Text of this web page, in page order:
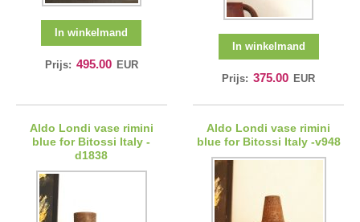
In winkelmand
Prijs: 495.00 EUR
In winkelmand
Prijs: 375.00 EUR
Aldo Londi vase rimini
blue for Bitossi Italy -
d1838
Aldo Londi vase rimini
blue for Bitossi Italy -v948